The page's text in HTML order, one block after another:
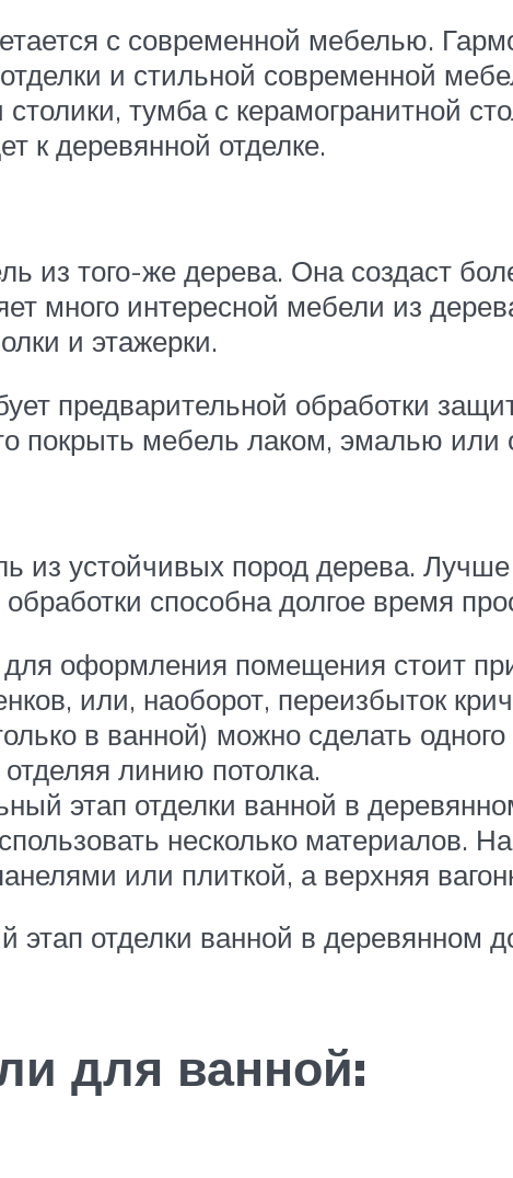
с современной мебелью.
и стильной современной
тумба с керамогранитной
к деревянной отделке.
из того-же дерева. Она создаст
много интересной мебели из
и этажерки.
предварительной обработки
покрыть мебель лаком, эмалью или
из устойчивых пород дерева. Лучше
способна долгое время
оформления помещения стоит
или, наоборот, переизбыток
в ванной) можно сделать
линию потолка.
этап отделки ванной в
несколько материалов.
или плиткой, а верхняя
этап отделки ванной в деревянном
для ванной: